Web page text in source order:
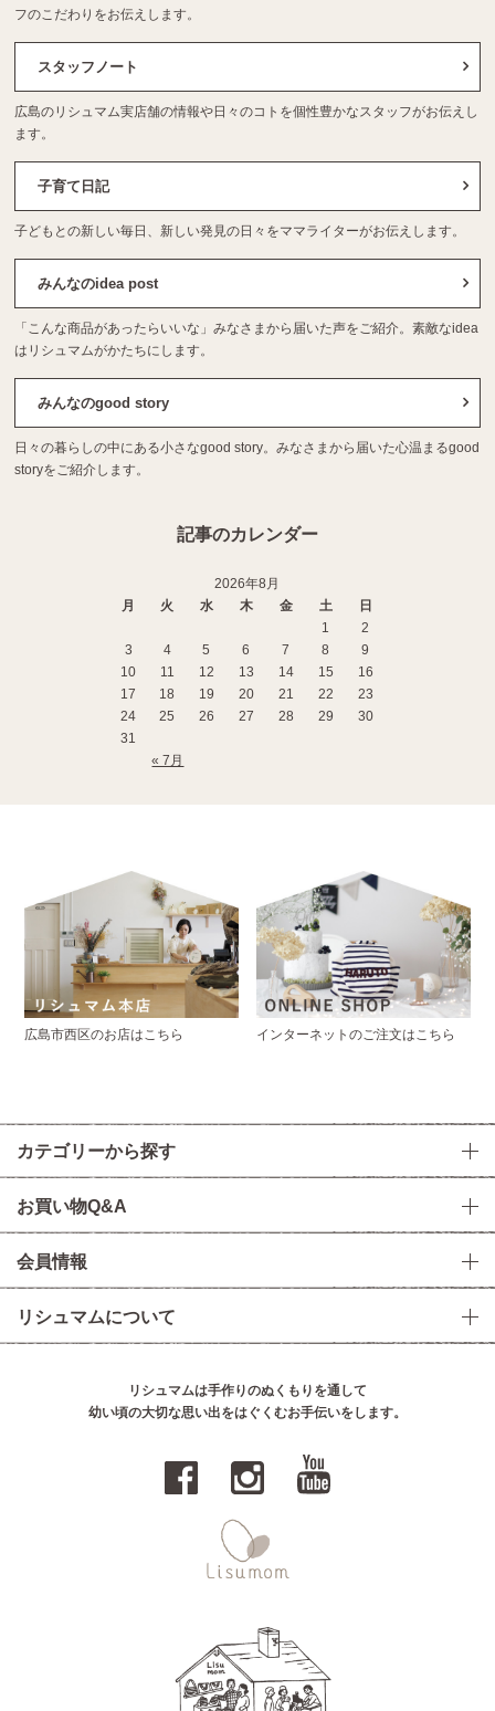
フのこだわりをお伝えします。
スタッフノート
広島のリシュマム実店舗の情報や日々のコトを個性豊かなスタッフがお伝えし
ます。
子育て日記
子どもとの新しい毎日、新しい発見の日々をママライターがお伝えします。
みんなのidea post
「こんな商品があったらいいな」みなさまから届いた声をご紹介。素敵なidea
はリシュマムがかたちにします。
みんなのgood story
日々の暮らしの中にある小さなgood story。みなさまから届いた心温まるgood
storyをご紹介します。
記事のカレンダー
2026年8月
月
火 水 木 金 土 日
« 7月
1
2
3
4 5 6 7 8
9
10
11 12 13 14 15
16
17
18 19 20 21 22
23
24
25 26 27 28 29
30
31
広島市西区のお店はこちら インターネットのご注文はこちら
カテゴリーから探す
お買い物Q&A
会員情報
リシュマムについて
リシュマムは手作りのぬくもりを通して
幼い頃の大切な思い出をはぐくむお手伝いをします。